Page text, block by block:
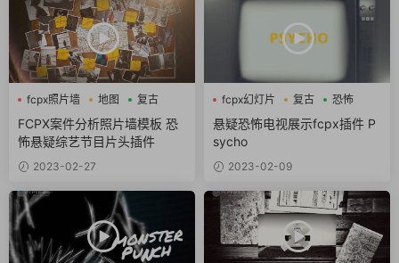
fcpx照片墙 地图 复古
FCPX案件分析照片墙模板 恐
怖悬疑综艺节目片头插件
2023-02-27
fcpx幻灯片 复古 恐怖
悬疑恐怖电视展示fcpx插件 P
sycho
2023-02-09